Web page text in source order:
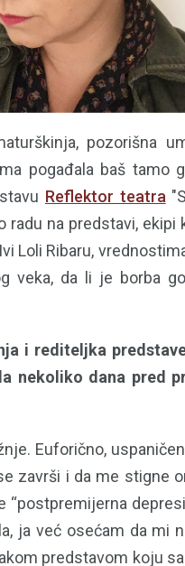
pozorišna
pogađala baš tamo
Reflektor teatra
radu na predstavi,
Loli Ribaru,
veka, da li je borba
i rediteljka
nekoliko dana pred
Euforično,
završi i da me stigne
ja već osećam da mi
predstavom koju